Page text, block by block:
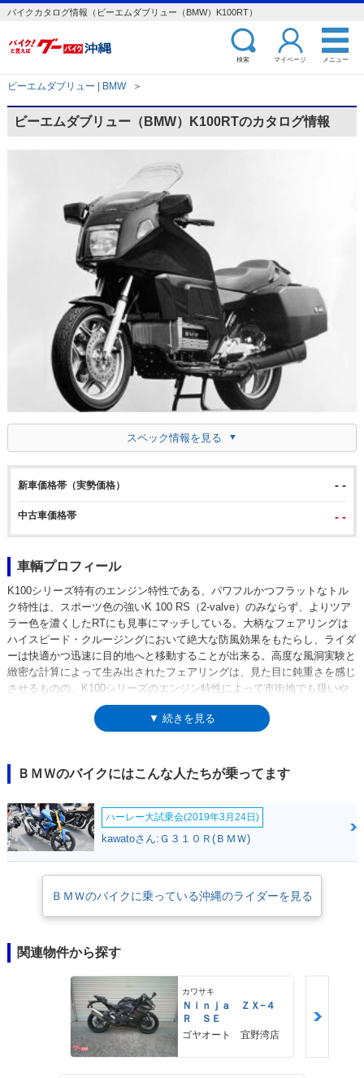
バイクカタログ情報（ビーエムダブリュー（BMW）K100RT）
検索 マイページ メニュー
ビーエムダブリュー | BMW ＞
ビーエムダブリュー（BMW）K100RTのカタログ情報
スペック情報を見る
新車価格帯（実勢価格） - -
中古車価格帯 - -
車輌プロフィール
K100シリーズ特有のエンジン特性である、パワフルかつフラットなトル
ク特性は、スポーツ色の強いK 100 RS（2-valve）のみならず、よりツア
ラー色を濃くしたRTにも見事にマッチしている。大柄なフェアリングは
ハイスピード・クルージングにおいて絶大な防風効果をもたらし、ライダ
ーは快適かつ迅速に目的地へと移動することが出来る。高度な風洞実験と
緻密な計算によって生み出されたフェアリングは、見た目に鈍重さを感じ
させるものの、K100シリーズのエンジン特性によって市街地でも扱いや
すく、守備範囲はかなり広い。加えてタフなエンジン、メンテナンス・サ
イクルなど、後にK100シリーズ（K75シリーズも）の実用性はとても高い
ョン効果なのだ。
▼ 続きを見る
ＢＭＷのバイクにはこんな人たちが乗ってます
ハーレー大試乗会(2019年3月24日)
kawatoさん:Ｇ３１０Ｒ(ＢＭＷ)
ＢＭＷのバイクに乗っている沖縄のライダーを見る
関連物件から探す
カワサキ
Ｎｉｎｊａ ＺＸ−４
Ｒ ＳＥ
ゴヤオート 宜野湾店